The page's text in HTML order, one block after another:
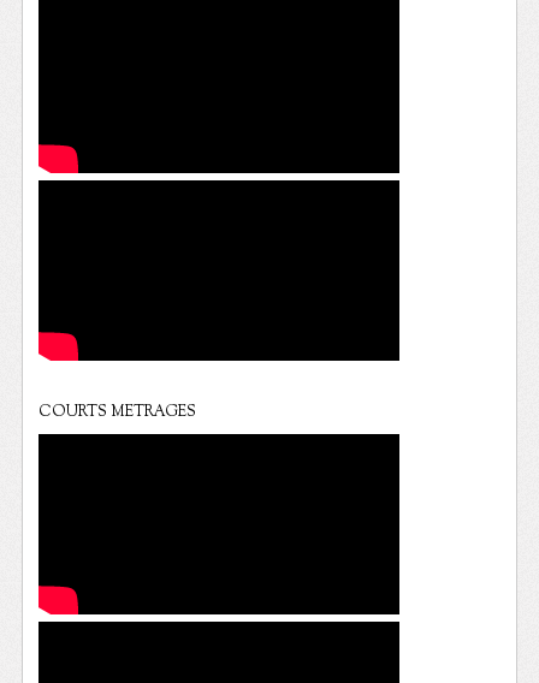
COURTS METRAGES